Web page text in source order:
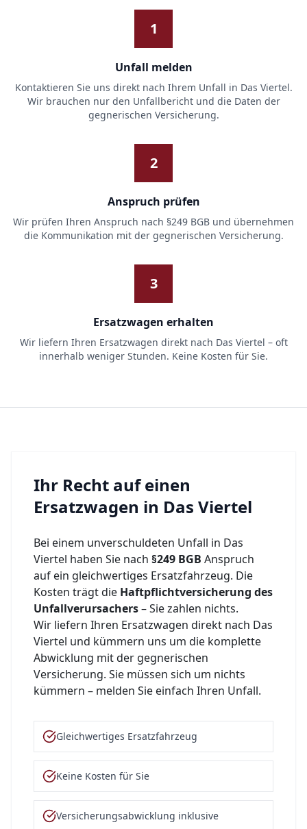
1
Unfall melden
Kontaktieren Sie uns direkt nach Ihrem Unfall in Das Viertel.
Wir brauchen nur den Unfallbericht und die Daten der
gegnerischen Versicherung.
2
Anspruch prüfen
Wir prüfen Ihren Anspruch nach §249 BGB und übernehmen
die Kommunikation mit der gegnerischen Versicherung.
3
Ersatzwagen erhalten
Wir liefern Ihren Ersatzwagen direkt nach Das Viertel – oft
innerhalb weniger Stunden. Keine Kosten für Sie.
Ihr Recht auf einen
Ersatzwagen in Das Viertel
Bei einem unverschuldeten Unfall in Das
Viertel haben Sie nach §249 BGB Anspruch
auf ein gleichwertiges Ersatzfahrzeug. Die
Kosten trägt die Haftpflichtversicherung des
Unfallverursachers– Sie zahlen nichts.
Wir liefern Ihren Ersatzwagen direkt nach Das
Viertel und kümmern uns um die komplette
Abwicklung mit der gegnerischen
Versicherung. Sie müssen sich um nichts
kümmern – melden Sie einfach Ihren Unfall.
Gleichwertiges Ersatzfahrzeug
Keine Kosten für Sie
Versicherungsabwicklung inklusive